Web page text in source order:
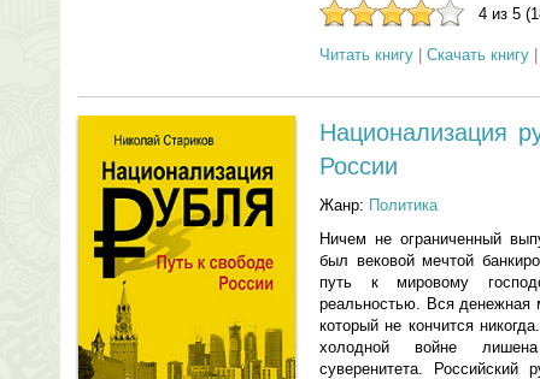
4 из 5
Читать книгу Скачать книгу
Национализация
России
Жанр: Политика
Ничем не ограниченный
был вековой мечтой
путь к мировому
реальностью. Вся денежная
который не кончится
холодной войне
суверенитета.